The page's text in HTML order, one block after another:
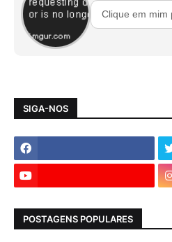
Clique em mim
SIGA-NOS
POSTAGENS POPULARES